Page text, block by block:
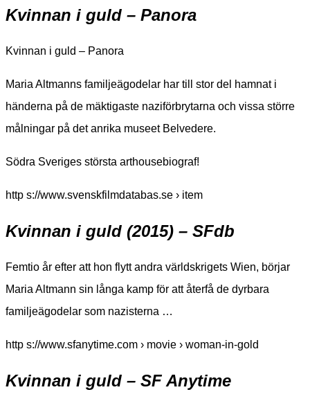
Kvinnan i guld – Panora
Kvinnan i guld – Panora
Maria Altmanns familjeägodelar har till stor del hamnat i
händerna på de mäktigaste naziförbrytarna och vissa större
målningar på det anrika museet Belvedere.
Södra Sveriges största arthousebiograf!
http s://www.svenskfilmdatabas.se › item
Kvinnan i guld (2015) – SFdb
Femtio år efter att hon flytt andra världskrigets Wien, börjar
Maria Altmann sin långa kamp för att återfå de dyrbara
familjeägodelar som nazisterna …
http s://www.sfanytime.com › movie › woman-in-gold
Kvinnan i guld – SF Anytime